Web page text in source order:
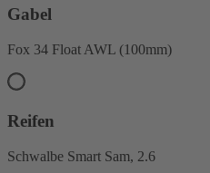
Gabel
Fox 34 Float AWL (100mm)
Reifen
Schwalbe Smart Sam, 2.6